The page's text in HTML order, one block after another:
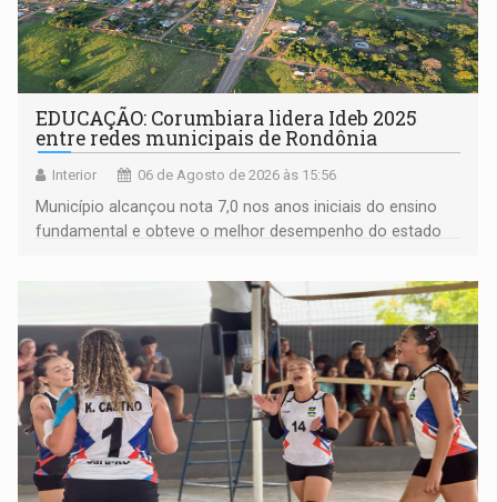
EDUCAÇÃO: Corumbiara lidera Ideb 2025
entre redes municipais de Rondônia
Interior 06 de Agosto de 2026 às 15:56
Município alcançou nota 7,0 nos anos iniciais do ensino
fundamental e obteve o melhor desempenho do estado